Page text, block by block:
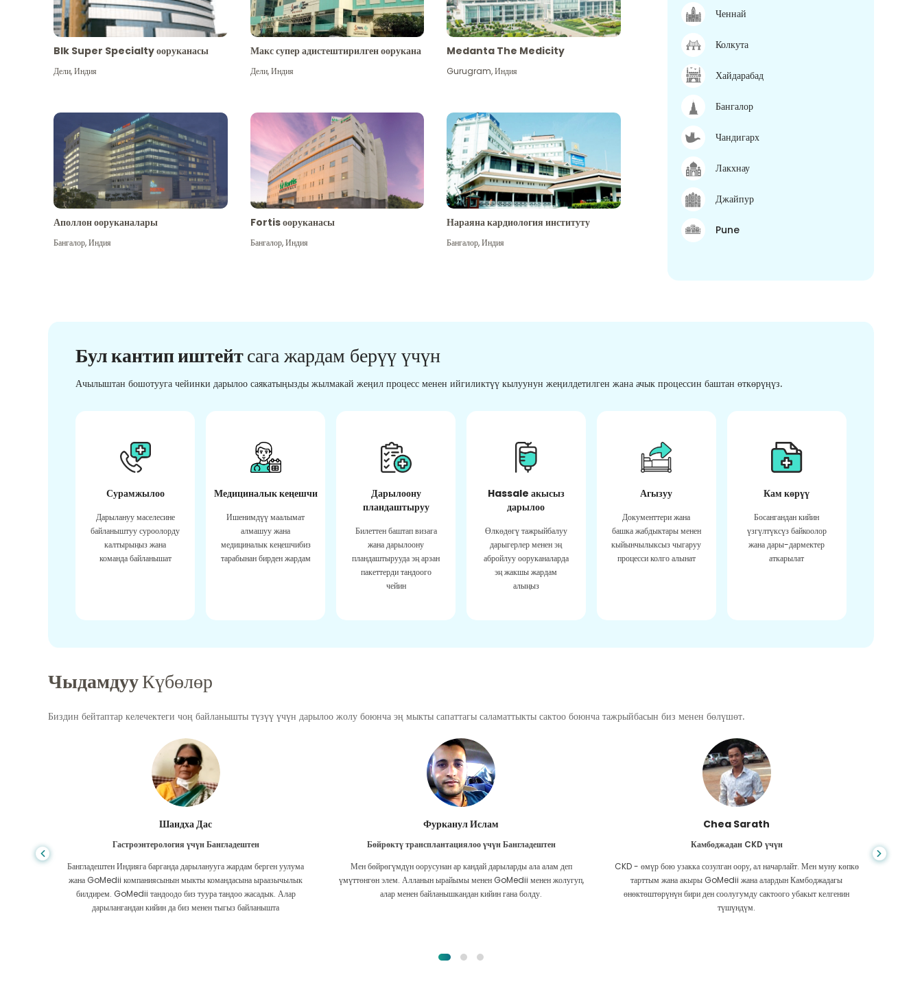
Blk Super Specialty ооруканасы
Дели,Индия
Макс супер адистештирилген оорукана
Дели,Индия
Medanta The Medicity
Gurugram,Индия
Аполлон ооруканалары
Бангалор,Индия
Fortis ооруканасы
Бангалор,Индия
Нараяна кардиология институту
Бангалор,Индия
Ченнай
Колкута
Хайдарабад
Бангалор
Чандигарх
Лакхнау
Джайпур
Pune
Бул кантип иштейтсага жардам берүү үчүн
Ачылыштан бошотууга чейинки дарылоо саякатыңызды жылмакай жеңил процесс менен ийгиликтүү кылуунун жеңилдетилген жана ачык процессин баштан өткөрүңүз.
Сурамжылоо
Дарылануу маселесине
байланыштуу суроолорду
калтырыңыз жана
команда байланышат
Медициналык кеңешчи
Ишенимдүү маалымат
алмашуу жана
медициналык кеңешчибиз
тарабынан бирден жардам
Дарылоону
пландаштыруу
Билеттен баштап визага
жана дарылоону
пландаштырууда эң арзан
пакеттерди тандоого
чейин
Hassale акысыз
дарылоо
Өлкөдөгү тажрыйбалуу
дарыгерлер менен эң
абройлуу ооруканаларда
эң жакшы жардам
алыңыз
Агызуу
Документтери жана
башка жабдыктары менен
кыйынчылыксыз чыгаруу
процесси колго алынат
Кам көрүү
Босангандан кийин
үзгүлтүксүз байкоолор
жана дары-дармектер
аткарылат
ЧыдамдууКүбөлөр
Биздин бейтаптар келечектеги чоң байланышты түзүү үчүн дарылоо жолу боюнча эң мыкты сапаттагы саламаттыкты сактоо боюнча тажрыйбасын биз менен бөлүшөт.
Шандха Дас
Гастроэнтерология үчүн Бангладештен
Бангладештен Индияга барганда дарыланууга жардам берген уулума
жана GoMedii компаниясынын мыкты командасына ыраазычылык
билдирем. GoMedii тандоодо биз туура тандоо жасадык. Алар
дарылангандан кийин да биз менен тыгыз байланышта
Фурканул Ислам
Бөйрөктү трансплантациялоо үчүн Бангладештен
Мен бөйрөгүмдүн оорусунан ар кандай дарыларды ала алам деп
үмүттөнгөн элем. Алланын ырайымы менен GoMedii менен жолугуп,
алар менен байланышкандан кийин гана болду.
Chea Sarath
Камбоджадан CKD үчүн
CKD - өмүр бою узакка созулган оору, ал начарлайт. Мен муну көпкө
тарттым жана акыры GoMedii жана алардын Камбоджадагы
өнөктөштөрүнүн бири ден соолугумду сактоого убакыт келгенин
түшүндүм.